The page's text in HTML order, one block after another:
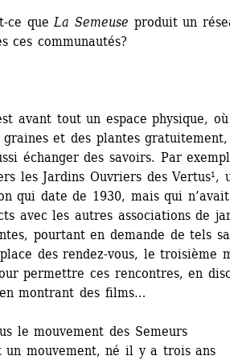
ce que La Semeuse produit un
ces communautés?
avant tout un espace physique, où
graines et des plantes
échanger des savoirs. Par
les Jardins Ouvriers des Vertus¹,
qui date de 1930, mais qui
avec les autres associations de
pourtant en demande de tels
des rendez-vous, le troisième
permettre ces rencontres, en
montrant des films…
le mouvement des Semeurs
un mouvement, né il y a trois ans